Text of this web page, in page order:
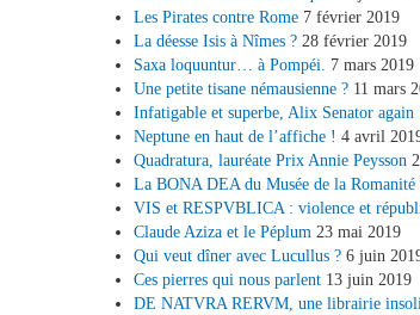
Les Pirates contre Rome 7 février 2019
La déesse Isis à Nîmes ? 28 février 2019
Saxa loquuntur… à Pompéi. 7 mars 2019
Une petite tisane némausienne ? 11 mars
Infatigable et superbe, Alix Senator again
Neptune en haut de l’affiche ! 4 avril
Quadratura, lauréate Prix Annie Peysson
La BONA DEA du Musée de la Romanité
VIS et RESPVBLICA : violence et
Claude Aziza et le Péplum 23 mai 2019
Qui veut dîner avec Lucullus ? 6 juin
Ces pierres qui nous parlent 13 juin 2019
DE NATVRA RERVM, une librairie